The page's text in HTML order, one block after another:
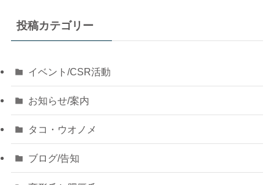
投稿カテゴリー
イベント/CSR活動
お知らせ/案内
タコ・ウオノメ
ブログ/告知